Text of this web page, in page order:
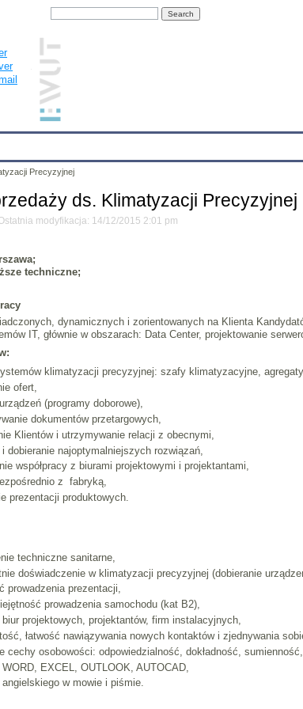
Precyzyjnej
ds. Klimatyzacji Precyzyjnej
Ostatnia modyfikacja: 14/12/2015 2:01 pm
techniczne;
dynamicznych i zorientowanych na Klienta
IT, głównie w obszarach: Data Center, projektowanie
klimatyzacji precyzyjnej: szafy klimatyzacyjne,
ofert,
(programy doborowe),
dokumentów przetargowych,
Klientów i utrzymywanie relacji z obecnymi,
dobieranie najoptymalniejszych rozwiązań,
współpracy z biurami projektowymi i projektantami,
z fabryką,
prezentacji produktowych.
techniczne sanitarne,
doświadczenie w klimatyzacji precyzyjnej (dobieranie
prowadzenia prezentacji,
prowadzenia samochodu (kat B2),
projektowych, projektantów, firm instalacyjnych,
łatwość nawiązywania nowych kontaktów i zjednywania
cechy osobowości: odpowiedzialność, dokładność,
EXCEL, OUTLOOK, AUTOCAD,
w mowie i piśmie.